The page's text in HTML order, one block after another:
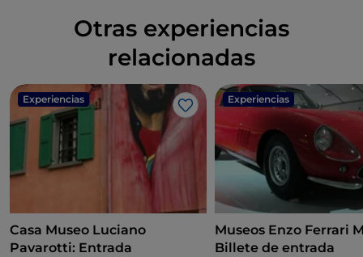
Otras experiencias
relacionadas
Experiencias
Me gusta
Casa Museo Luciano
Pavarotti: Entrada
Experiencias
Museos Enzo Ferrari
Billete de entrada